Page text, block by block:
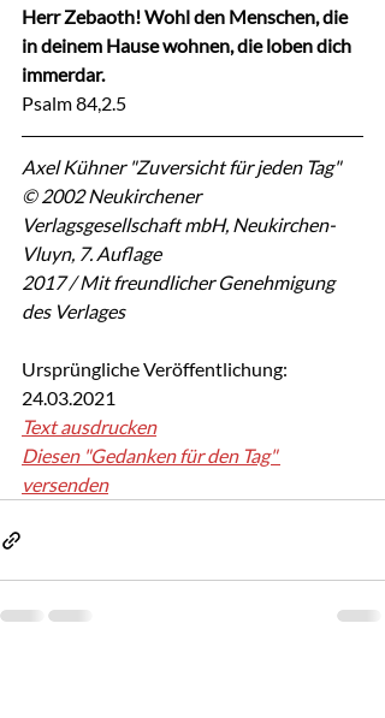
Herr Zebaoth! Wohl den Menschen, die
in deinem Hause wohnen, die loben dich
immerdar.
Psalm 84,2.5
Axel Kühner "Zuversicht für jeden Tag"
© 2002 Neukirchener
Verlagsgesellschaft mbH, Neukirchen-
Vluyn, 7. Auflage
2017 / Mit freundlicher Genehmigung
des Verlages
Ursprüngliche Veröffentlichung:
24.03.2021
Text ausdrucken
Diesen "Gedanken für den Tag"
versenden